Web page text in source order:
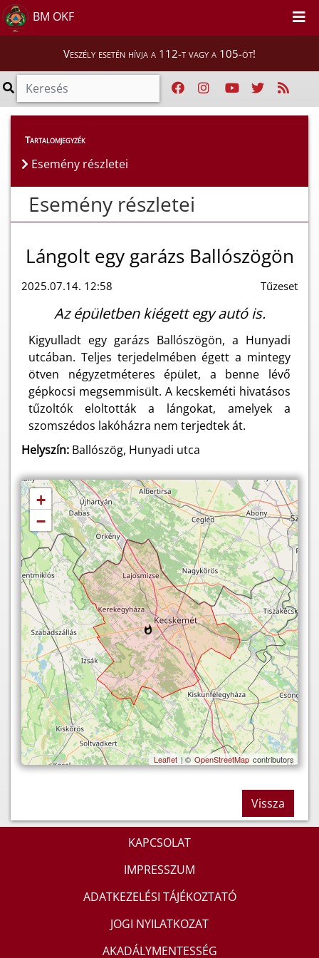
BM OKF
Veszély esetén hívja a 112-t vagy a 105-öt!
Esemény részletei
Tartalomjegyzék
Esemény részletei
Esemény részletei
Lángolt egy garázs Ballószögön
2025.07.14. 12:58 Tűzeset
Az épületben kiégett egy autó is.
Kigyulladt egy garázs Ballószögön, a Hunyadi
utcában. Teljes terjedelmében égett a mintegy
ötven négyzetméteres épület, a benne lévő
gépkocsi megsemmisült. A kecskeméti hivatásos
tűzoltók eloltották a lángokat, amelyek a
szomszédos lakóházra nem terjedtek át.
Helyszín: Ballószög, Hunyadi utca
+
−
Leaflet | © OpenStreetMap contributors
Vissza
KAPCSOLAT
IMPRESSZUM
ADATKEZELÉSI TÁJÉKOZTATÓ
JOGI NYILATKOZAT
AKADÁLYMENTESSÉG